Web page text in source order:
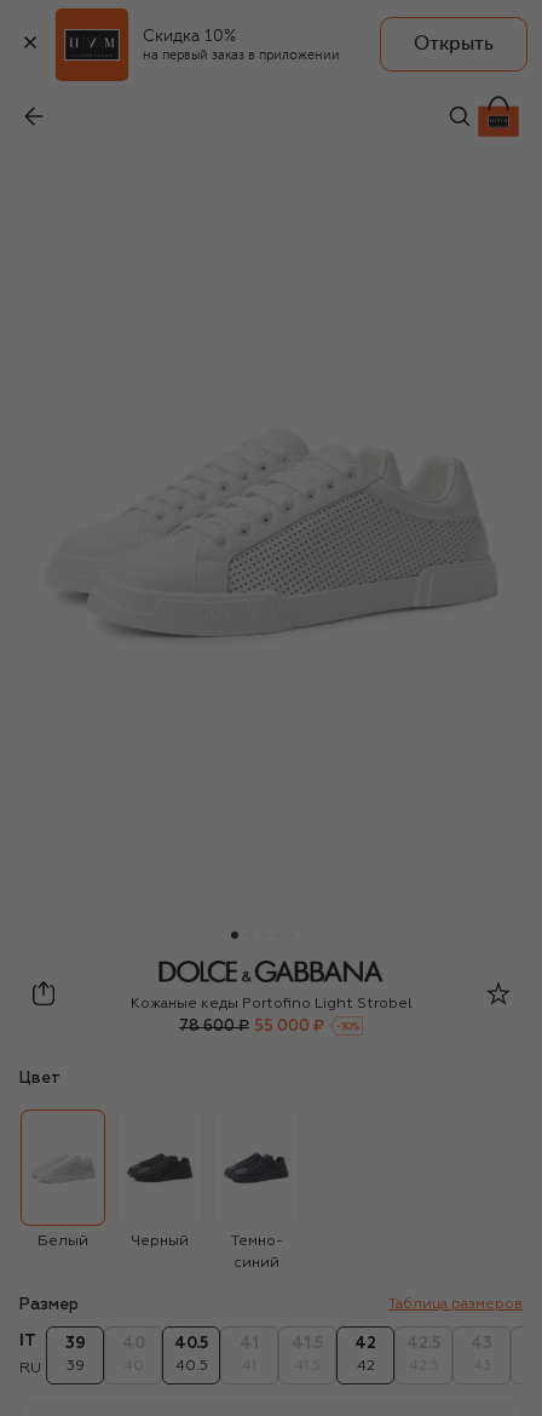
Скидка 10%
на первый заказ в приложении
Открыть
55 000 ₽
Dolce & Gabbana
Кожаные кеды Portofino Light Strobel
78 600 ₽ 55 000 ₽ -30%
Цвет
Белый Черный
Темно-
синий
Размер Таблица размеров
RU
39
39
40.5
40.5
42
42